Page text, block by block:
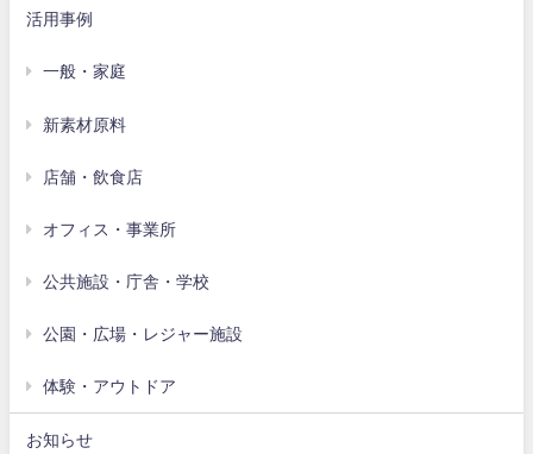
活用事例
一般・家庭
新素材原料
店舗・飲食店
オフィス・事業所
公共施設・庁舎・学校
公園・広場・レジャー施設
体験・アウトドア
お知らせ